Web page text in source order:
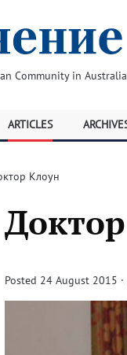
Community in Australia
ARTICLES
Клоун
Posted 24 August 2015